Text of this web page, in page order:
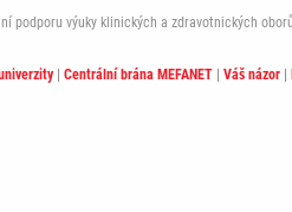
podporu výuky klinických a zdravotnických
|Centrální brána MEFANET |Váš názor